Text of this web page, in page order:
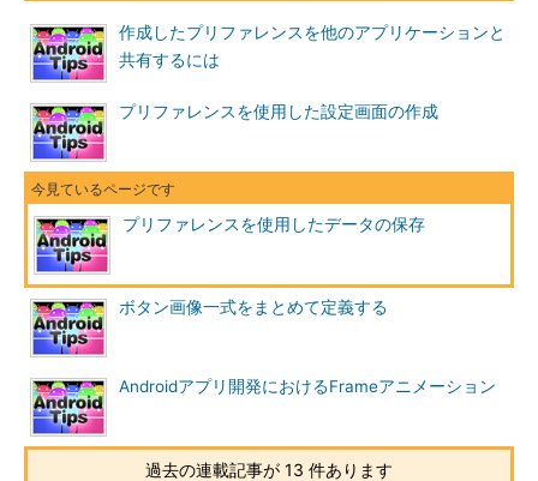
作成したプリファレンスを他のアプリケーションと
共有するには
プリファレンスを使用した設定画面の作成
プリファレンスを使用したデータの保存
ボタン画像一式をまとめて定義する
Androidアプリ開発におけるFrameアニメーション
過去の連載記事が 13 件あります